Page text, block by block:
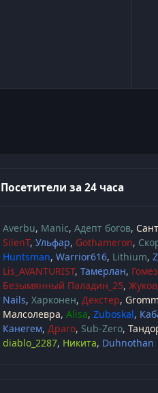
Посетители за 24 часа
Averbu Manic Адепт богов
SilenT Ульфар Gothameron
Huntsman Warrior616 Lithium
Lis_AVANTURIST Тамерлан Гомез
Безымянный Паладин_25 Жуков
Nails Харконен Декстер
Малсолевра Alisa Zuboskal
Канегем Драго Sub-Zero
diablo_2287 Никита Duhnothan